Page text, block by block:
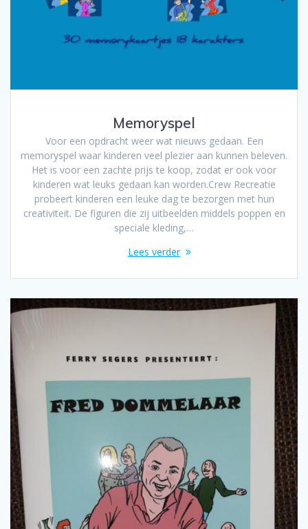
Memoryspel
Voor een opdracht weer wat nieuws gedaan. Een
memoryspel waar kinderen veel plezier aan kunnen beleven.
Het is voor een zachte prijs te koop, zodat er ook voor
kinderen wat leuks gedaan kan worden.Crew Recreatie
probeert kinderen een leuke dag te bezorgen met hun
creativiteit. De figuren die zij uitbeelden middels poppen en
speciale kleding,…
Lees verder